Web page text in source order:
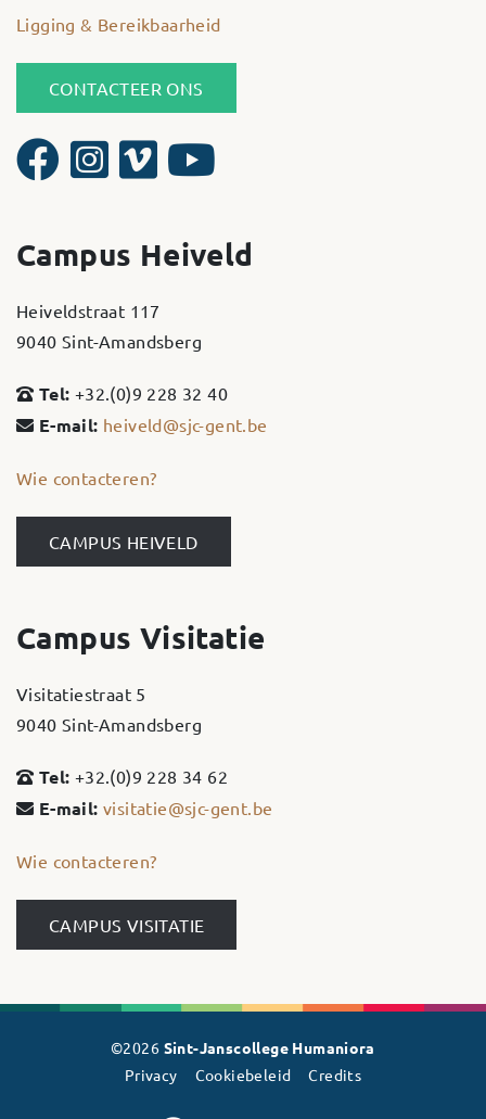
Ligging & Bereikbaarheid
CONTACTEER ONS
Campus Heiveld
Heiveldstraat 117
9040 Sint-Amandsberg
Tel: +32.(0)9 228 32 40
E-mail: heiveld@sjc-gent.be
Wie contacteren?
CAMPUS HEIVELD
Campus Visitatie
Visitatiestraat 5
9040 Sint-Amandsberg
Tel: +32.(0)9 228 34 62
E-mail: visitatie@sjc-gent.be
Wie contacteren?
CAMPUS VISITATIE
©2026 Sint-Janscollege Humaniora
Privacy
Cookiebeleid Credits